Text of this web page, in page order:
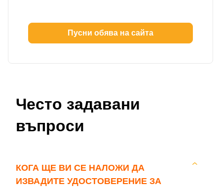
Пусни обява на сайта
Често задавани
въпроси
КОГА ЩЕ ВИ СЕ НАЛОЖИ ДА
ИЗВАДИТЕ УДОСТОВЕРЕНИЕ ЗА